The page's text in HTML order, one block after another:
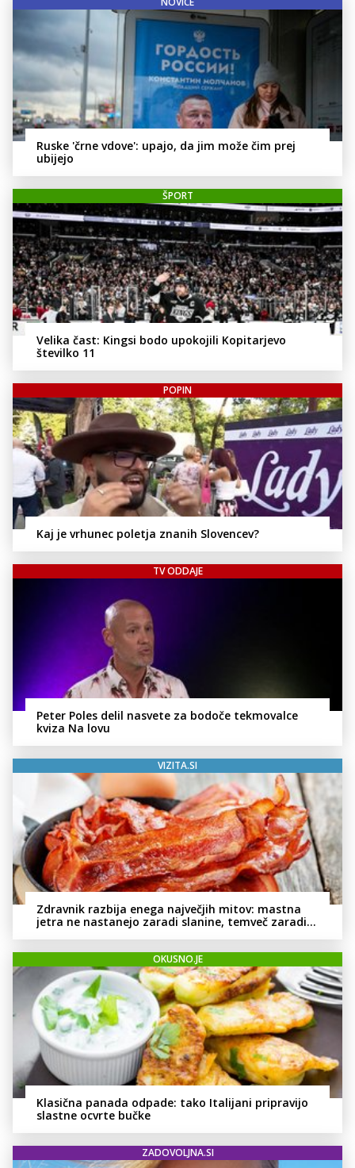
Ruske 'črne vdove': upajo, da jim može čim prej
ubijejo
ŠPORT
Velika čast: Kingsi bodo upokojili Kopitarjevo
številko 11
POPIN
Kaj je vrhunec poletja znanih Slovencev?
TV ODDAJE
Peter Poles delil nasvete za bodoče tekmovalce
kviza Na lovu
VIZITA.SI
Zdravnik razbija enega največjih mitov: mastna
jetra ne nastanejo zaradi slanine, temveč zaradi
OKUSNO.JE
Klasična panada odpade: tako Italijani pripravijo
slastne ocvrte bučke
ZADOVOLJNA.SI